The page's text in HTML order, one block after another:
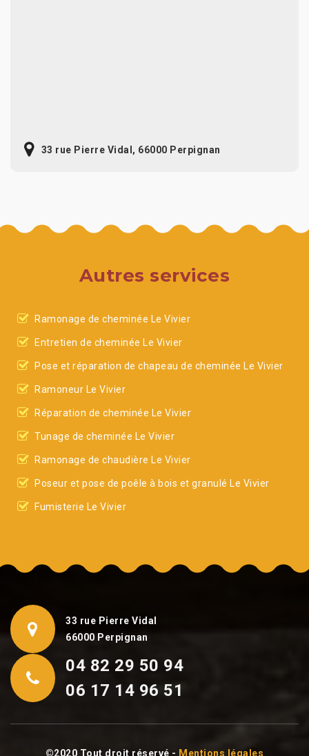
33 rue Pierre Vidal, 66000 Perpignan
Autres services
Ramonage de cheminée Le Vivier
Entretien de cheminée Le Vivier
Pose et réparation de chapeau de cheminée Le Vivier
Ramoneur Le Vivier
Réparation de cheminée Le Vivier
Tunage de cheminée Le Vivier
Ramonage de chaudière Le Vivier
Poseur et pose de poêle à bois et granulé Le Vivier
Fumisterie Le Vivier
33 rue Pierre Vidal
66000 Perpignan
04 82 29 50 94
06 17 14 96 51
©2020 Tout droit réservé - Mentions légales